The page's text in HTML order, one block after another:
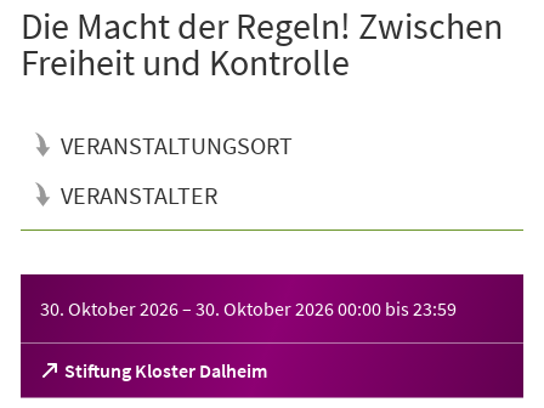
Die Macht der Regeln! Zwischen
Freiheit und Kontrolle
VERANSTALTUNGSORT
VERANSTALTER
30. Oktober 2026– 30. Oktober 202600:00 bis23:59
Stiftung Kloster Dalheim
(Öffnet
in